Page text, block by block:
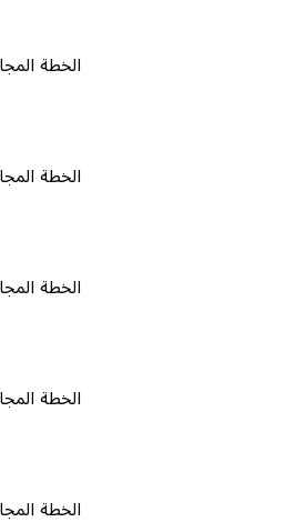
الخطة المجانية ٠
الخطة المجانية ٠
الخطة المجانية ٠
الخطة المجانية ٠
الخطة المجانية ٠